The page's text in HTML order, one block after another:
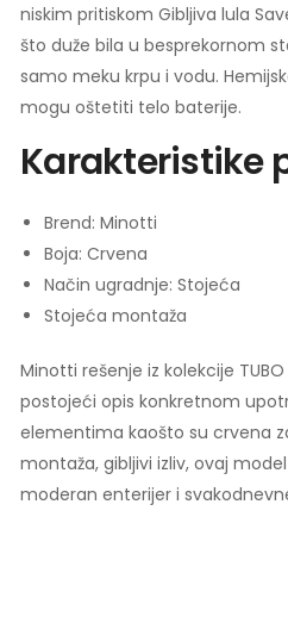
niskim pritiskom Gibljiva lula
što duže bila u besprekornom
samo meku krpu i vodu.
mogu oštetiti telo baterije.
Karakteristike
Brend: Minotti
Boja: Crvena
Način ugradnje: Stojeća
Stojeća montaža
Minotti rešenje iz kolekcije
postojeći opis konkretnom
elementima kaošto su crvena
montaža, gibljivi izliv, ovaj
moderan enterijer i